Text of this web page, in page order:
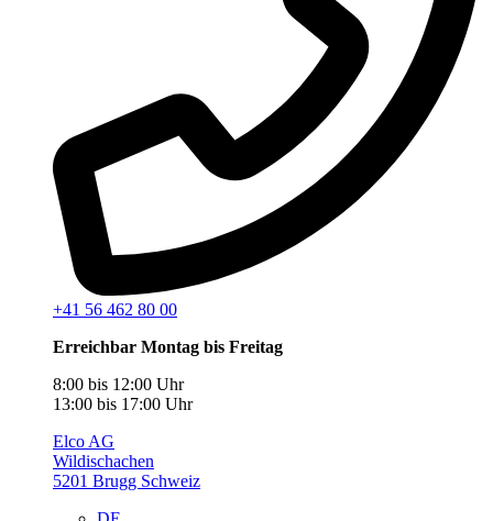
+41 56 462 80 00
Erreichbar Montag bis Freitag
8:00 bis 12:00 Uhr
13:00 bis 17:00 Uhr
Elco AG
Wildischachen
5201 Brugg Schweiz